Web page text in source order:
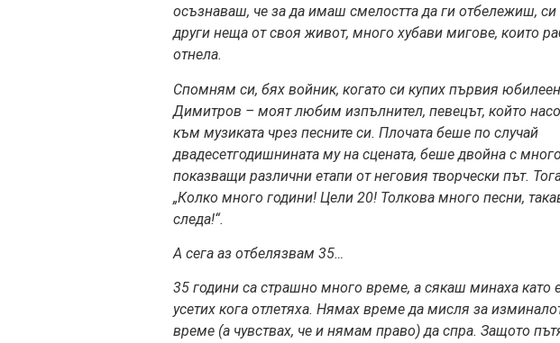
осъзнаваш, че за да имаш смелостта да ги отбележиш, си
други неща от своя живот, много хубави мигове, които
отнела.
Спомням си, бях войник, когато си купих първия
Димитров – моят любим изпълнител, певецът, който
към музиката чрез песните си. Плочата беше по случай
двадесетгодишнината му на сцената, беше двойна с
показващи различни етапи от неговия творчески път.
„Колко много години! Цели 20! Толкова много песни,
следа!“.
А сега аз отбелязвам 35…
35 години са страшно много време, а сякаш минаха като
усетих кога отлетяха. Нямах време да мисля за
време (а чувствах, че и нямам право) да спра. Защото